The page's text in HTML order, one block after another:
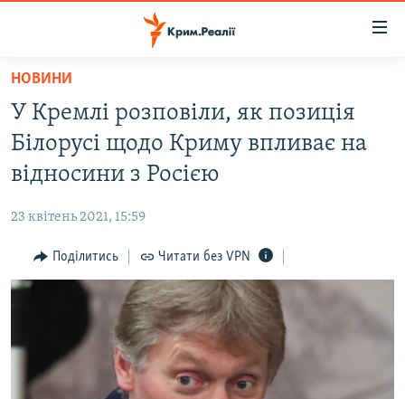
Перейти
основного
матеріалу
Перейти
до
основної
Перейти
до
ВОДА.КРИМ
ВІДЕО ТА ФОТО
БЛОГИ
ПОГЛЯД
ІНТЕРВ'Ю
СПЕЦПРОЕКТИ
ЯК ОБІЙТИ БЛОКУВАННЯ
НОВИНИ
У Кремлі розповіли, як позиція
Білорусі щодо Криму впливає на
відносини з Росією
23 квітень 2021, 15:59
Поділитись Читати без VPN